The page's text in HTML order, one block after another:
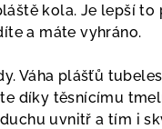
kola. Je lepší to
a máte vyhráno.
Váha plášťů
díky těsnícímu
uvnitř a tím i